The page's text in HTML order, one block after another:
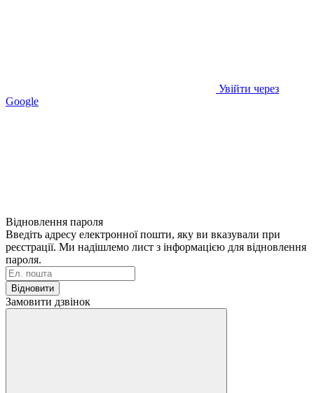
Увійти через
Google
Відновлення пароля
Введіть адресу електронної пошти, яку ви вказували при
реєстрації. Ми надішлемо лист з інформацією для відновлення
пароля.
Відновити
Замовити дзвінок